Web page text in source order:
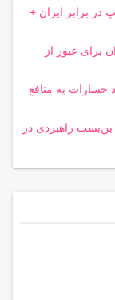
در برابر ایران +
برای عبور از
خسارات به منافع
بن‌بست راهبردی در